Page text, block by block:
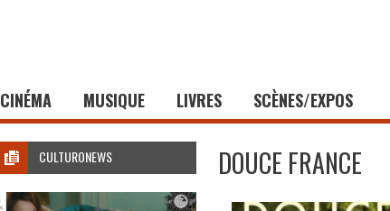
CINÉMA MUSIQUE LIVRES SCÈNES/EXPOS
DOUCE FRANCE
CULTURONEWS